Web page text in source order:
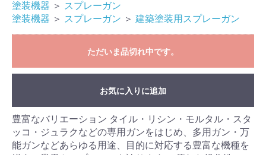
塗装機器 ＞ スプレーガン
塗装機器 ＞ スプレーガン ＞ 建築塗装用スプレーガン
ただいま品切れ中です。
お気に入りに追加
豊富なバリエーション タイル・リシン・モルタル・スタ
ッコ・ジュラクなどの専用ガンをはじめ、多用ガン・万
能ガンなどあらゆる用途、目的に対応する豊富な機種を